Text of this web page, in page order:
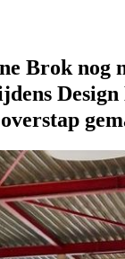
Brok nog